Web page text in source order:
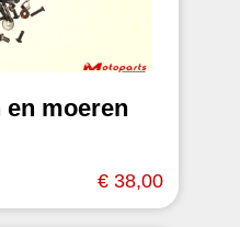
moeren
€ 38,00